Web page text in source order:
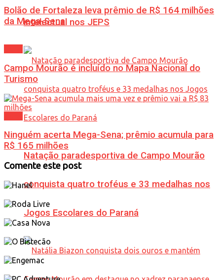
intelectual nos JEPS
Natação paradesportiva de Campo Mourão
conquista quatro troféus e 33 medalhas nos
Jogos Escolares do Paraná
Bolão de Fortaleza leva prêmio de R$ 164 milhões
da Mega-Sena
Campo Mourão é incluído no Mapa Nacional do
Turismo
Ninguém acerta Mega-Sena; prêmio acumula para
R$ 165 milhões
Comente este post